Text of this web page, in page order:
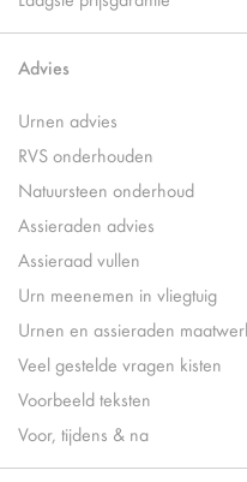
Advies
Urnen advies
RVS onderhouden
Natuursteen onderhoud
Assieraden advies
Assieraad vullen
Urn meenemen in vliegtuig
Urnen en assieraden
Veel gestelde vragen kisten
Voorbeeld teksten
Voor, tijdens & na